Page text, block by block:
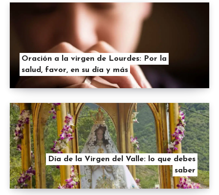
Oración a la virgen de Lourdes: Por la
salud, favor, en su día y más
Día de la Virgen del Valle: lo que debes
saber